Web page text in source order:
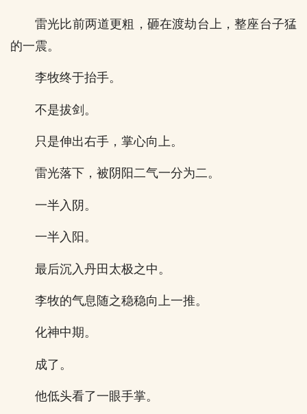
雷光比前两道更粗，砸在渡劫台上，整座台子猛
的一震。
李牧终于抬手。
不是拔剑。
只是伸出右手，掌心向上。
雷光落下，被阴阳二气一分为二。
一半入阴。
一半入阳。
最后沉入丹田太极之中。
李牧的气息随之稳稳向上一推。
化神中期。
成了。
他低头看了一眼手掌。